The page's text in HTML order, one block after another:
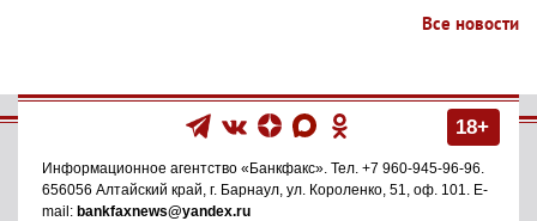
Все новости
18+
Информационное агентство «Банкфакс» . Тел. +7 960-945-96-96
656056 Алтайский край, г. Барнаул ул. Короленко, 51, оф. 101
. E-
mail: bankfaxnews@yandex.ru